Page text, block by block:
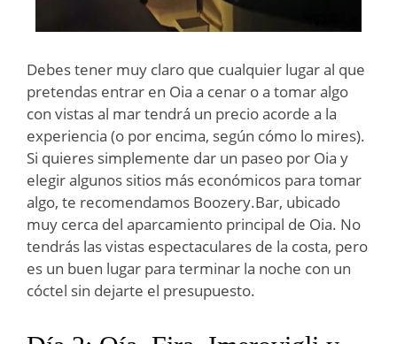
Debes tener muy claro que cualquier lugar al que
pretendas entrar en Oia a cenar o a tomar algo
con vistas al mar tendrá un precio acorde a la
experiencia (o por encima, según cómo lo mires).
Si quieres simplemente dar un paseo por Oia y
elegir algunos sitios más económicos para tomar
algo, te recomendamos Boozery.Bar, ubicado
muy cerca del aparcamiento principal de Oia. No
tendrás las vistas espectaculares de la costa, pero
es un buen lugar para terminar la noche con un
cóctel sin dejarte el presupuesto.